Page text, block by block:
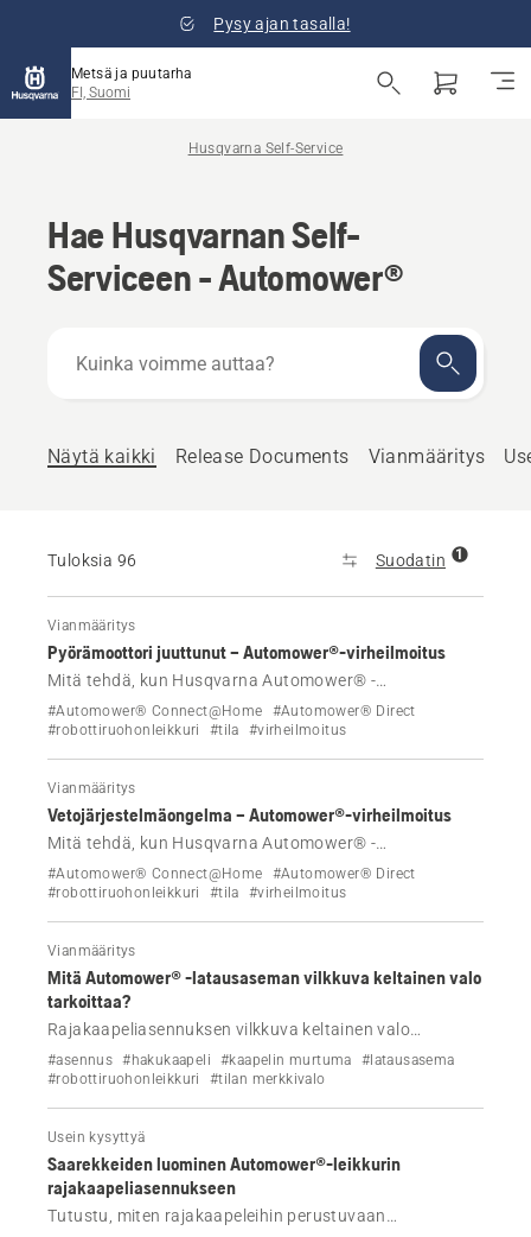
Pysy ajan tasalla!
Metsä ja puutarha
FI, Suomi
Husqvarna Self-Service
Hae Husqvarnan Self-
Serviceen - Automower®
voimme
Näytä kaikki Release Documents Vianmääritys
Tuloksia 96 Suodatin 1
Vianmääritys
Pyörämoottori juuttunut – Automower®-virheilmoitus
Mitä tehdä, kun Husqvarna Automower® -
robottiruohonleikkuri näyttää Pyörämoottori juuttunut -
virheilmoituksen?
#Automower® Connect@Home
#Automower® Direct
#robottiruohonleikkuri
#tila #virheilmoitus
Vianmääritys
Vetojärjestelmäongelma – Automower®-virheilmoitus
Mitä tehdä, kun Husqvarna Automower® -
robottiruohonleikkuri näyttää Vetojärjestelmäongelma-
virheilmoituksen?
#Automower® Connect@Home
#Automower® Direct
#robottiruohonleikkuri
#tila #virheilmoitus
Vianmääritys
Mitä Automower® -latausaseman vilkkuva keltainen valo
tarkoittaa?
Rajakaapeliasennuksen vilkkuva keltainen valo
tarkoittaa, että hakukaapeli on poikki tai irti. Lisätietoja
#asennus #hakukaapeli #kaapelin murtuma
#latausasema
#robottiruohonleikkuri
#tilan merkkivalo
Usein kysyttyä
Saarekkeiden luominen Automower®-leikkurin
rajakaapeliasennukseen
Tutustu, miten rajakaapeleihin perustuvaan